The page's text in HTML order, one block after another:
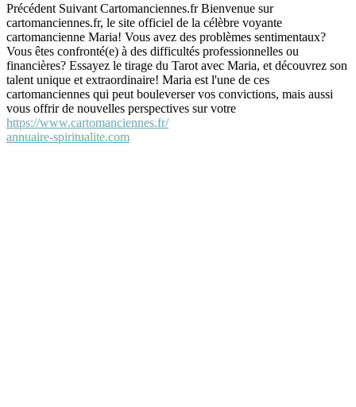
Précédent Suivant Cartomanciennes.fr Bienvenue sur
cartomanciennes.fr, le site officiel de la célèbre voyante
cartomancienne Maria! Vous avez des problèmes sentimentaux?
Vous êtes confronté(e) à des difficultés professionnelles ou
financières? Essayez le tirage du Tarot avec Maria, et découvrez son
talent unique et extraordinaire! Maria est l'une de ces
cartomanciennes qui peut bouleverser vos convictions, mais aussi
vous offrir de nouvelles perspectives sur votre
https://www.cartomanciennes.fr/
annuaire-spiritualite.com